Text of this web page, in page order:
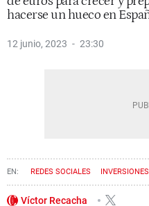
hacerse un hueco en
12 junio, 2023 23:30
REDES SOCIALES INVERSIONES
Víctor Recacha